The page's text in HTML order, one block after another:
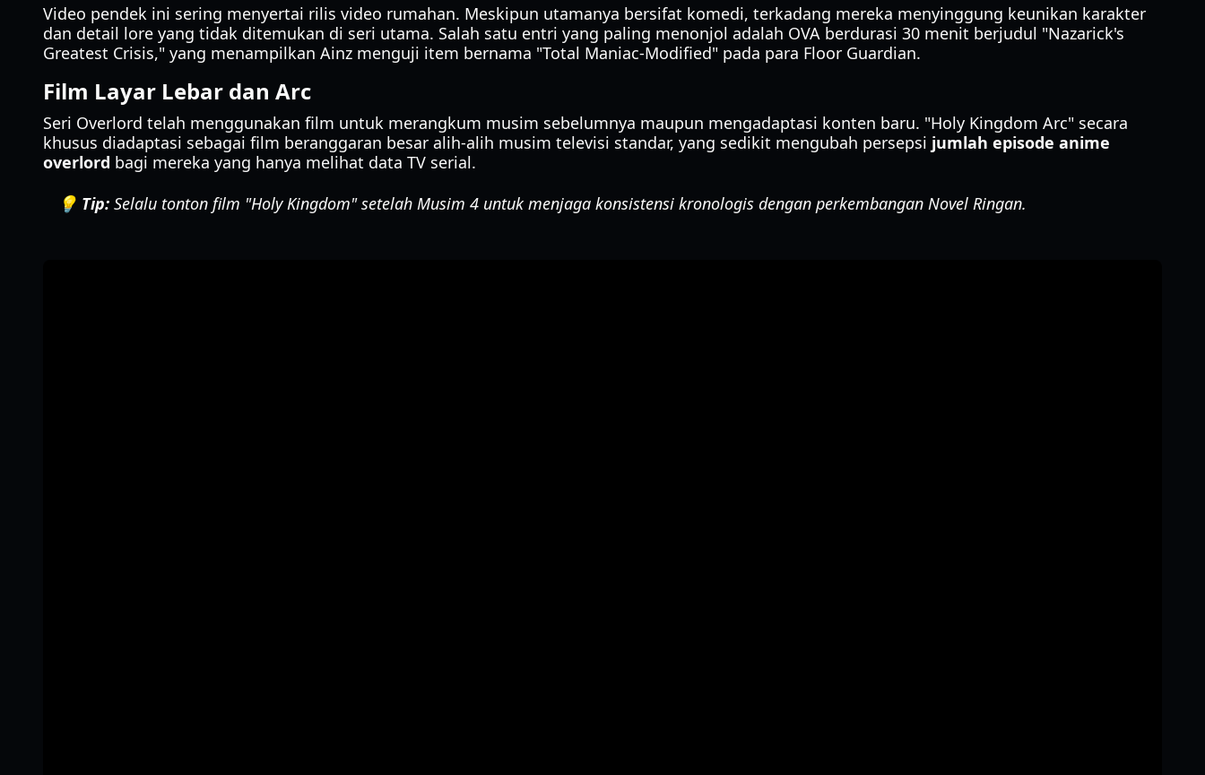
Video pendek ini sering menyertai rilis video rumahan. Meskipun utamanya bersifat komedi, terkadang mereka menyinggung keunikan karakter
dan detail lore yang tidak ditemukan di seri utama. Salah satu entri yang paling menonjol adalah OVA berdurasi 30 menit berjudul "Nazarick's
Greatest Crisis," yang menampilkan Ainz menguji item bernama "Total Maniac-Modified" pada para Floor Guardian.
Film Layar Lebar dan Arc
Seri Overlord telah menggunakan film untuk merangkum musim sebelumnya maupun mengadaptasi konten baru. "Holy Kingdom Arc" secara
khusus diadaptasi sebagai film beranggaran besar alih-alih musim televisi standar, yang sedikit mengubah persepsi jumlah episode anime
overlord bagi mereka yang hanya melihat data TV serial.
💡 Tip: Selalu tonton film "Holy Kingdom" setelah Musim 4 untuk menjaga konsistensi kronologis dengan perkembangan Novel Ringan.